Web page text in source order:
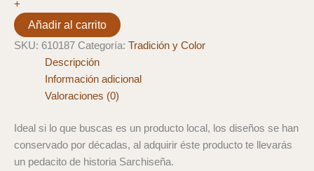
9"
cantidad
+
Añadir al carrito
SKU: 610187 Categoría: Tradición y Color
Descripción
Información adicional
Valoraciones (0)
Ideal si lo que buscas es un producto local, los diseños se han
conservado por décadas, al adquirir éste producto te llevarás
un pedacito de historia Sarchiseña.